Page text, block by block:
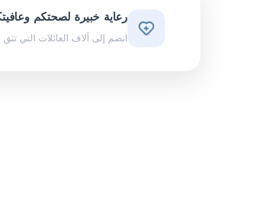
رعاية خبيرة لصحتكم
انضم إلى آلاف العائلات التي تثق